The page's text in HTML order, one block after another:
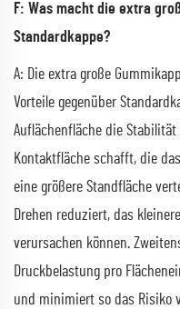
F: Was macht die extra
Standardkappe?
A: Die extra große
Vorteile gegenüber
Auflächenfläche die
Kontaktfläche schafft, die
eine größere Standfläche
Drehen reduziert, das
verursachen können.
Druckbelastung pro
und minimiert so das Risiko